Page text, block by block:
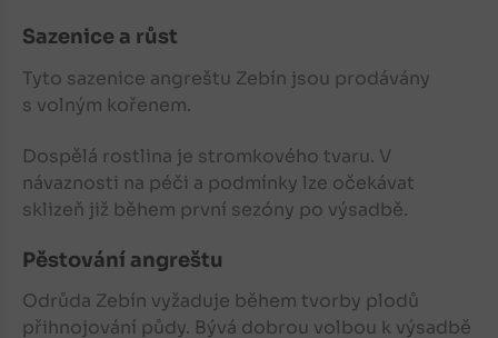
Sazenice a růst
Tyto sazenice angreštu Zebín jsou prodávány
s volným kořenem.
Dospělá rostlina je stromkového tvaru. V
návaznosti na péči a podmínky lze očekávat
sklizeň již během první sezóny po výsadbě.
Pěstování angreštu
Odrůda Zebín vyžaduje během tvorby plodů
přihnojování půdy. Bývá dobrou volbou k výsadbě